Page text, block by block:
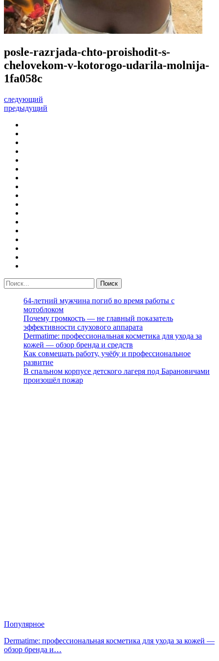
posle-razrjada-chto-proishodit-s-
chelovekom-v-kotorogo-udarila-molnija-
1fa058c
следующий
предыдущий
64-летний мужчина погиб во время работы с
мотоблоком
Почему громкость — не главный показатель
эффективности слухового аппарата
Dermatime: профессиональная косметика для ухода за
кожей — обзор бренда и средств
Как совмещать работу, учёбу и профессиональное
развитие
В спальном корпусе детского лагеря под Барановичами
произошёл пожар
Популярное
Dermatime: профессиональная косметика для ухода за кожей —
обзор бренда и…